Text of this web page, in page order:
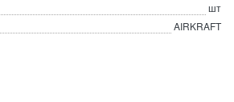
шт
AIRKRAFT